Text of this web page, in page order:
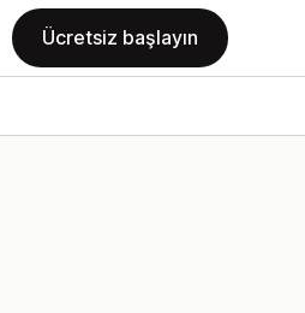
Ücretsiz başlayın